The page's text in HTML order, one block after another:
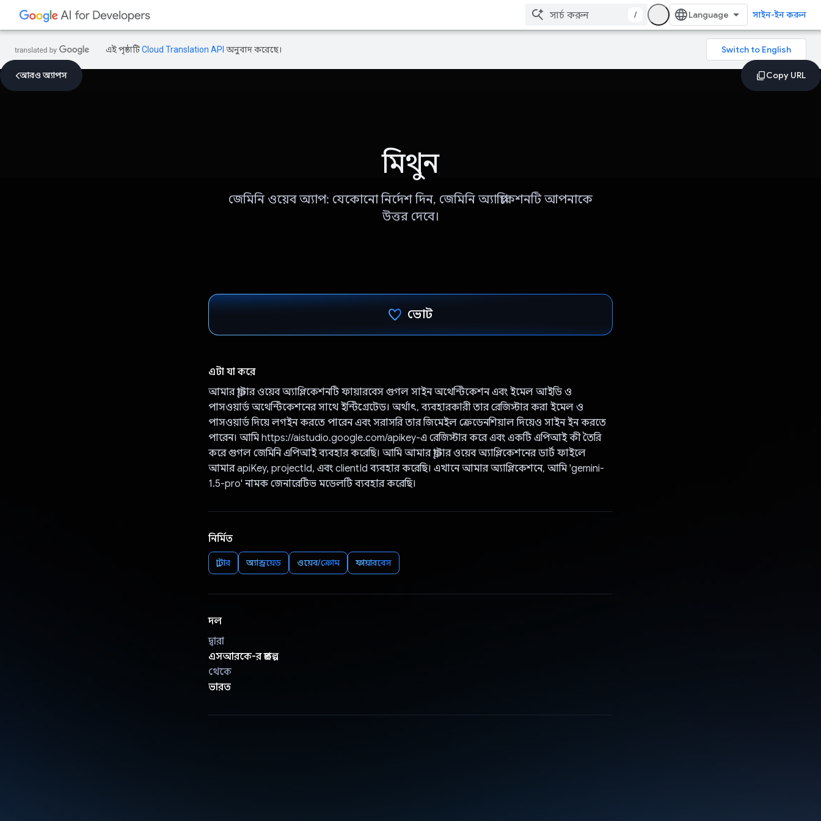
/ সাইন-ইন করুন
এই পৃষ্ঠাটিCloud Translation API অনুবাদ করেছে।
আরও অ্যাপস
মিথুন
জেমিনি ওয়েব অ্যাপ: যেকোনো নির্দেশ দিন, জেমিনি অ্যাপ্লিকেশনটি আপনাকে
উত্তর দেবে।
ভোট
এটা যা করে
আমার ফ্লাটার ওয়েব অ্যাপ্লিকেশনটি ফায়ারবেস গুগল সাইন অথেন্টিকেশন এবং ইমেল আইডি ও
পাসওয়ার্ড অথেন্টিকেশনের সাথে ইন্টিগ্রেটেড। অর্থাৎ, ব্যবহারকারী তার রেজিস্টার করা ইমেল ও
পাসওয়ার্ড দিয়ে লগইন করতে পারেন এবং সরাসরি তার জিমেইল ক্রেডেনশিয়াল দিয়েও সাইন ইন করতে
পারেন। আমি https://aistudio.google.com/apikey-এ রেজিস্টার করে এবং একটি এপিআই কী তৈরি
করে গুগল জেমিনি এপিআই ব্যবহার করেছি। আমি আমার ফ্লাটার ওয়েব অ্যাপ্লিকেশনের ডার্ট ফাইলে
আমার apiKey, projectId, এবং clientId ব্যবহার করেছি। এখানে আমার অ্যাপ্লিকেশনে, আমি 'gemini-
1.5-pro' নামক জেনারেটিভ মডেলটি ব্যবহার করেছি।
নির্মিত
ফ্লাটার অ্যান্ড্রয়েড ওয়েব/ক্রোম ফায়ারবেস
দল
দ্বারা
এসআরকে-র প্রকল্প
থেকে
ভারত